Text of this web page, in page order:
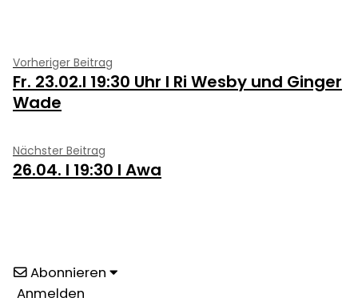
Beitragsnavigation
Vorheriger Beitrag
Beitrag:
Fr. 23.02.I 19:30 Uhr I Ri Wesby und Ginger
Wade
Nächster Beitrag
Beitrag:
26.04. I 19:30 I Awa
Abonnieren
Anmelden